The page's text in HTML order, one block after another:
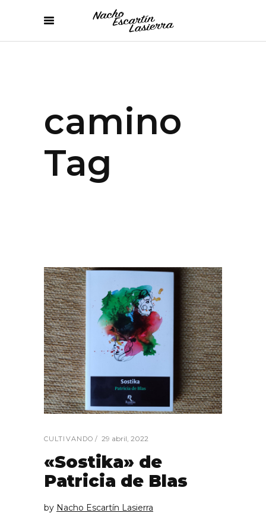
camino
Tag
CULTIVANDO 29 abril, 2022
«Sostika» de
Patricia de Blas
by Nacho Escartín Lasierra